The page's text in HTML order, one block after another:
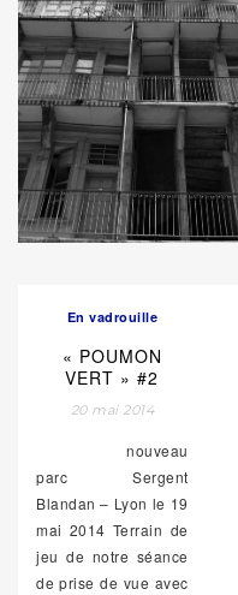
En vadrouille
« POUMON
VERT » #2
20 mai 2014
nouveau
parc Sergent
Blandan – Lyon le 19
mai 2014 Terrain de
jeu de notre séance
de prise de vue avec